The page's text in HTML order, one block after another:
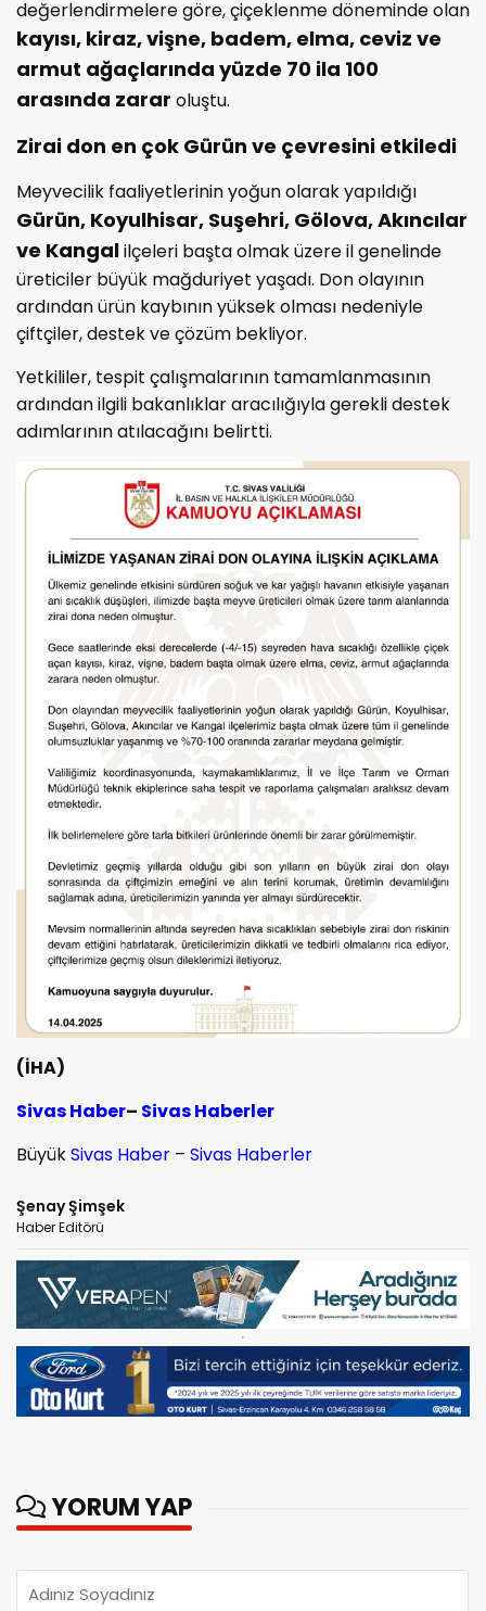
değerlendirmelere göre, çiçeklenme döneminde olan
kayısı, kiraz, vişne, badem, elma, ceviz ve
armut ağaçlarında yüzde 70 ila 100
arasında zarar oluştu.
Zirai don en çok Gürün ve çevresini etkiledi
Meyvecilik faaliyetlerinin yoğun olarak yapıldığı
Gürün, Koyulhisar, Suşehri, Gölova, Akıncılar
ve Kangalilçeleri başta olmak üzere il genelinde
üreticiler büyük mağduriyet yaşadı. Don olayının
ardından ürün kaybının yüksek olması nedeniyle
çiftçiler, destek ve çözüm bekliyor.
Yetkililer, tespit çalışmalarının tamamlanmasının
ardından ilgili bakanlıklar aracılığıyla gerekli destek
adımlarının atılacağını belirtti.
(İHA)
Sivas Haber– Sivas Haberler
BüyükSivas Haber – Sivas Haberler
Şenay Şimşek
Haber Editörü
YORUM YAP